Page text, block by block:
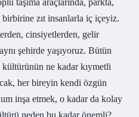
taşıma araçlarında, parkta,
zıt insanlarla iç içeyiz.
cinsiyetlerden, gelir
şehirde yaşıyoruz. Bütün
ne kadar kıymetli
her bireyin kendi özgün
inşa etmek, o kadar da kolay
neden bu kadar önemli?